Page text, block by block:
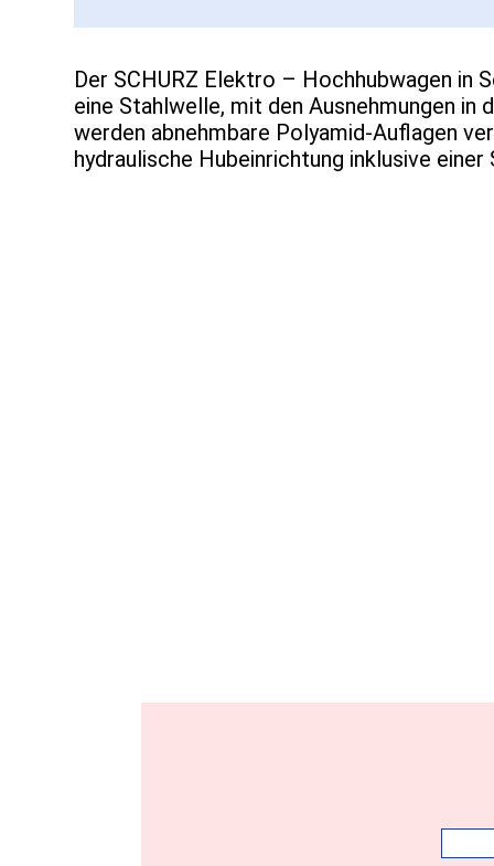
Der SCHURZ Elektro – Hochhubwagen in
eine Stahlwelle, mit den Ausnehmungen
werden abnehmbare Polyamid-Auflagen
hydraulische Hubeinrichtung inklusive